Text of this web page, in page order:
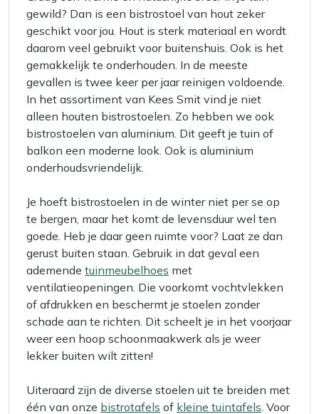
gewild? Dan is een bistrostoel van hout zeker
geschikt voor jou. Hout is sterk materiaal en wordt
daarom veel gebruikt voor buitenshuis. Ook is het
gemakkelijk te onderhouden. In de meeste
gevallen is twee keer per jaar reinigen voldoende.
In het assortiment van Kees Smit vind je niet
alleen houten bistrostoelen. Zo hebben we ook
bistrostoelen van aluminium. Dit geeft je tuin of
balkon een moderne look. Ook is aluminium
onderhoudsvriendelijk.
Je hoeft bistrostoelen in de winter niet per se op
te bergen, maar het komt de levensduur wel ten
goede. Heb je daar geen ruimte voor? Laat ze dan
gerust buiten staan. Gebruik in dat geval een
ademende tuinmeubelhoes met
ventilatieopeningen. Die voorkomt vochtvlekken
of afdrukken en beschermt je stoelen zonder
schade aan te richten. Dit scheelt je in het voorjaar
weer een hoop schoonmaakwerk als je weer
lekker buiten wilt zitten!
Uiteraard zijn de diverse stoelen uit te breiden met
één van onze bistrotafels of kleine tuintafels. Voor